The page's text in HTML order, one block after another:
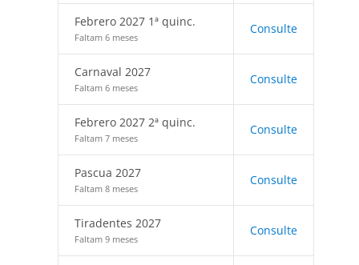
Febrero 2027 1ª quinc.
Faltam 6 meses
Consulte
Carnaval 2027
Faltam 6 meses
Consulte
Febrero 2027 2ª quinc.
Faltam 7 meses
Consulte
Pascua 2027
Faltam 8 meses
Consulte
Tiradentes 2027
Faltam 9 meses
Consulte